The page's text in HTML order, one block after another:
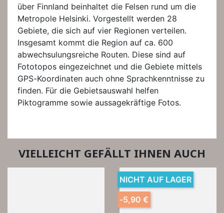
über Finnland beinhaltet die Felsen rund um die
Metropole Helsinki. Vorgestellt werden 28
Gebiete, die sich auf vier Regionen verteilen.
Insgesamt kommt die Region auf ca. 600
abwechsulungsreiche Routen. Diese sind auf
Fototopos eingezeichnet und die Gebiete mittels
GPS-Koordinaten auch ohne Sprachkenntnisse zu
finden. Für die Gebietsauswahl helfen
Piktogramme sowie aussagekräftige Fotos.
VIELLEICHT GEFÄLLT IHNEN AUCH
NICHT AUF LAGER
-5,90 €